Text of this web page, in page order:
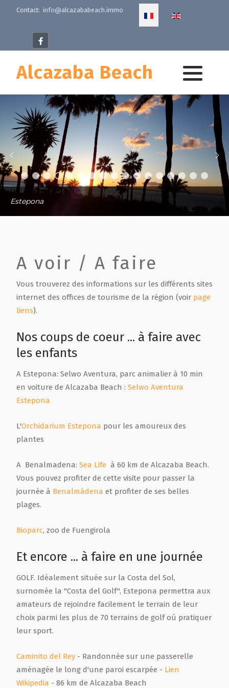
Contact: info@alcazababeach.immo
Alcazaba Beach
Estepona
A voir / A faire
Vous trouverez des informations sur les différents sites
internet des offices de tourisme de la région (voir page
liens).
Nos coups de coeur ... à faire avec
les enfants
A Estepona: Selwo Aventura, parc animalier à 10 min
en voiture de Alcazaba Beach : Selwo Aventura
Estepona
L'Orchidarium Estepona pour les amoureux des
plantes
A Benalmadena: Sea Life à 60 km de Alcazaba Beach.
Vous pouvez profiter de cette visite pour passer la
journée à Benalmádena et profiter de ses belles
plages.
Bioparc, zoo de Fuengirola
Et encore ... à faire en une journée
GOLF. Idéalement située sur la Costa del Sol,
surnomée la "Costa del Golf", Estepona permettra aux
amateurs de rejoindre facilement le terrain de leur
choix parmi les plus de 70 terrains de golf où pratiquer
leur sport.
Caminito del Rey - Randonnée sur une passerelle
aménagée le long d'une paroi escarpée - Lien
Wikipedia - 86 km de Alcazaba Beach